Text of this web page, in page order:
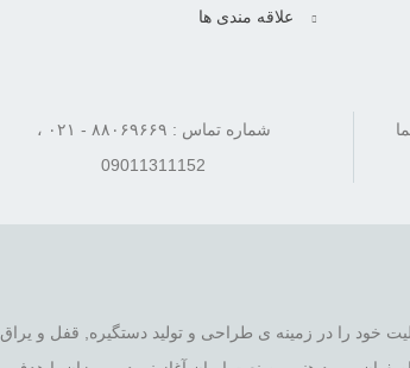
علاقه مندی ها
شماره تماس : ۸۸۰۶۹۶۶۹ - ۰۲۱ ،
09011311152
بهریزان در سال ۱۳۵۵ فعالیت خود را در زمینه ی طراحی و تولید دستگیره, قفل و یراق